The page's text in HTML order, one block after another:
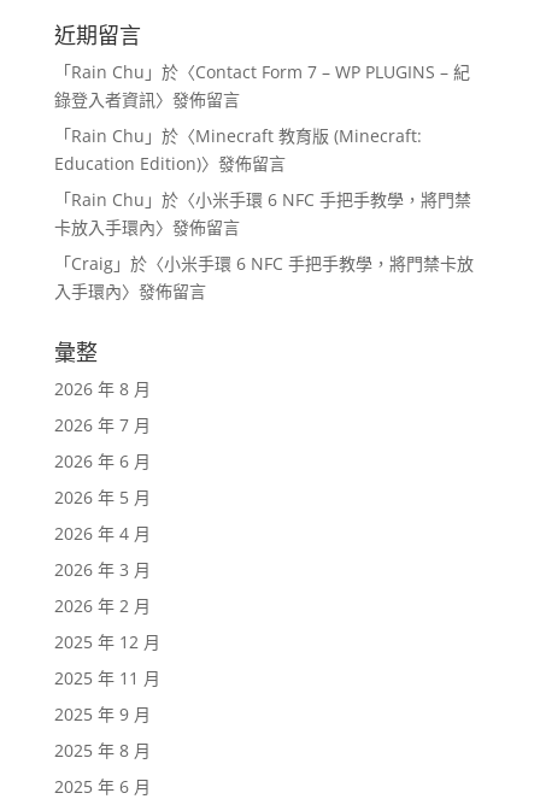
近期留言
「Rain Chu 」於〈Contact Form 7 – WP PLUGINS – 紀
錄登入者資訊〉發佈留言
「Rain Chu 」於〈Minecraft 教育版 (Minecraft:
Education Edition)〉發佈留言
「Rain Chu 」於〈小米手環 6 NFC 手把手教學，將門禁
卡放入手環內〉發佈留言
「Craig」於〈小米手環 6 NFC 手把手教學，將門禁卡放
入手環內〉發佈留言
彙整
2026 年 8 月
2026 年 7 月
2026 年 6 月
2026 年 5 月
2026 年 4 月
2026 年 3 月
2026 年 2 月
2025 年 12 月
2025 年 11 月
2025 年 9 月
2025 年 8 月
2025 年 6 月